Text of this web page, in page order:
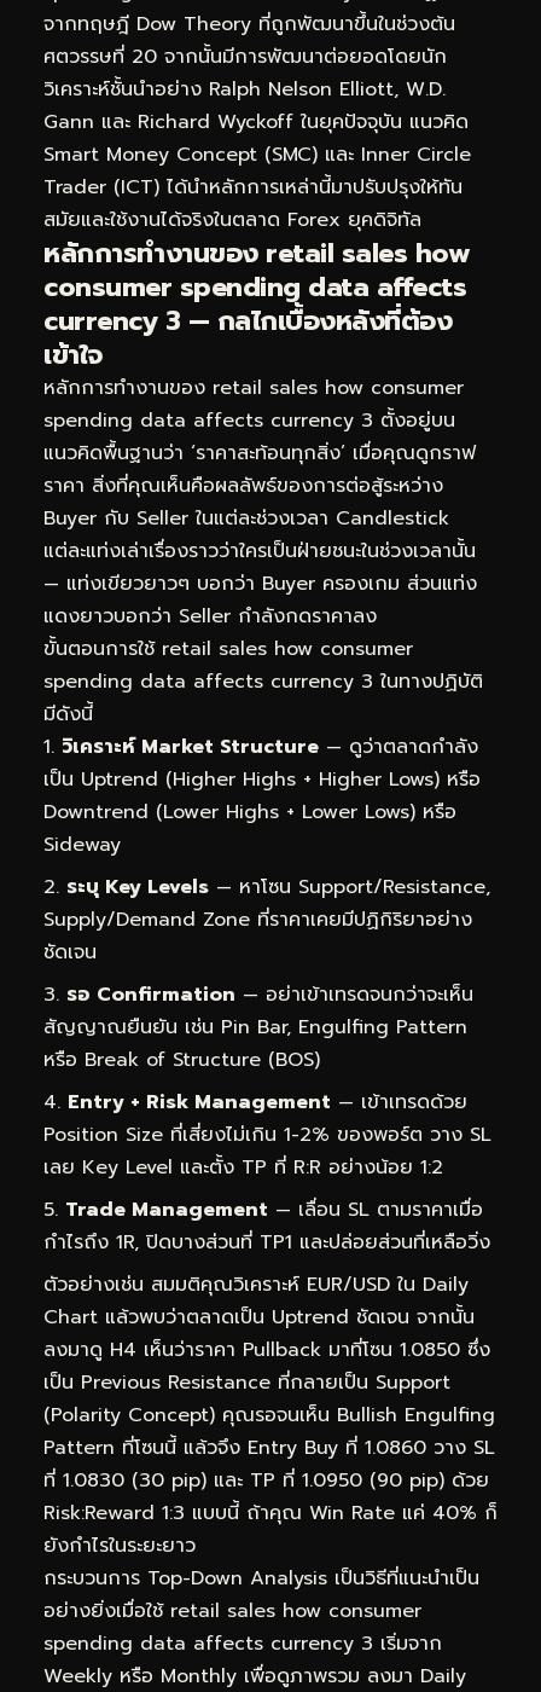
จากทฤษฎี Dow Theory ที่ถูกพัฒนาขึ้นในช่วงต้น
ศตวรรษที่ 20 จากนั้นมีการพัฒนาต่อยอดโดยนัก
วิเคราะห์ชั้นนำอย่าง Ralph Nelson Elliott, W.D.
Gann และ Richard Wyckoff ในยุคปัจจุบัน แนวคิด
Smart Money Concept (SMC) และ Inner Circle
Trader (ICT) ได้นำหลักการเหล่านี้มาปรับปรุงให้ทัน
สมัยและใช้งานได้จริงในตลาด Forex ยุคดิจิทัล
หลักการทำงานของ retail sales how
consumer spending data affects
currency 3 — กลไกเบื้องหลังที่ต้อง
เข้าใจ
หลักการทำงานของ retail sales how consumer
spending data affects currency 3 ตั้งอยู่บน
แนวคิดพื้นฐานว่า ‘ราคาสะท้อนทุกสิ่ง’ เมื่อคุณดูกราฟ
ราคา สิ่งที่คุณเห็นคือผลลัพธ์ของการต่อสู้ระหว่าง
Buyer กับ Seller ในแต่ละช่วงเวลา Candlestick
แต่ละแท่งเล่าเรื่องราวว่าใครเป็นฝ่ายชนะในช่วงเวลานั้น
— แท่งเขียวยาวๆ บอกว่า Buyer ครองเกม ส่วนแท่ง
แดงยาวบอกว่า Seller กำลังกดราคาลง
ขั้นตอนการใช้ retail sales how consumer
spending data affects currency 3 ในทางปฏิบัติ
มีดังนี้
วิเคราะห์ Market Structure — ดูว่าตลาดกำลัง
เป็น Uptrend (Higher Highs + Higher Lows) หรือ
Downtrend (Lower Highs + Lower Lows) หรือ
Sideway
ระบุ Key Levels — หาโซน Support/Resistance,
Supply/Demand Zone ที่ราคาเคยมีปฏิกิริยาอย่าง
ชัดเจน
รอ Confirmation — อย่าเข้าเทรดจนกว่าจะเห็น
สัญญาณยืนยัน เช่น Pin Bar, Engulfing Pattern
หรือ Break of Structure (BOS)
Entry + Risk Management — เข้าเทรดด้วย
Position Size ที่เสี่ยงไม่เกิน 1-2% ของพอร์ต วาง SL
เลย Key Level และตั้ง TP ที่ R:R อย่างน้อย 1:2
Trade Management — เลื่อน SL ตามราคาเมื่อ
กำไรถึง 1R, ปิดบางส่วนที่ TP1 และปล่อยส่วนที่เหลือวิ่ง
ตัวอย่างเช่น สมมติคุณวิเคราะห์ EUR/USD ใน Daily
Chart แล้วพบว่าตลาดเป็น Uptrend ชัดเจน จากนั้น
ลงมาดู H4 เห็นว่าราคา Pullback มาที่โซน 1.0850 ซึ่ง
เป็น Previous Resistance ที่กลายเป็น Support
(Polarity Concept) คุณรอจนเห็น Bullish Engulfing
Pattern ที่โซนนี้ แล้วจึง Entry Buy ที่ 1.0860 วาง SL
ที่ 1.0830 (30 pip) และ TP ที่ 1.0950 (90 pip) ด้วย
Risk:Reward 1:3 แบบนี้ ถ้าคุณ Win Rate แค่ 40% ก็
ยังกำไรในระยะยาว
กระบวนการ Top-Down Analysis เป็นวิธีที่แนะนำเป็น
อย่างยิ่งเมื่อใช้ retail sales how consumer
spending data affects currency 3 เริ่มจาก
Weekly หรือ Monthly เพื่อดูภาพรวม ลงมา Daily